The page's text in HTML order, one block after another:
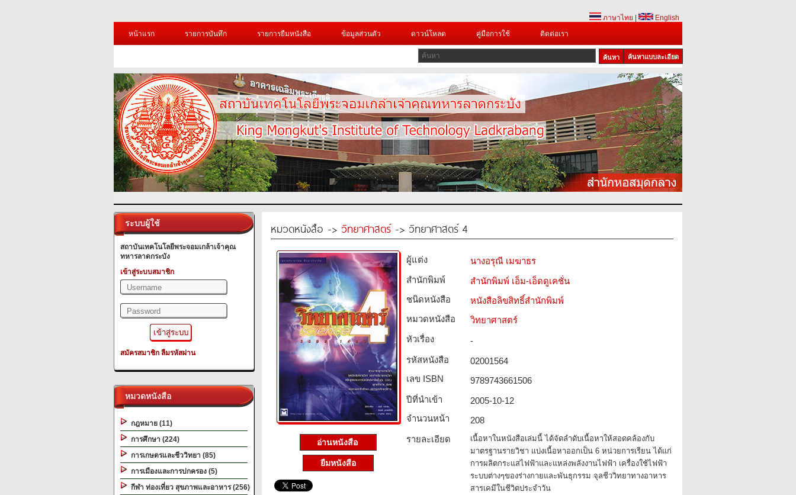
ภาษาไทย
English
หน้าแรก
รายการบันทึก รายการยืมหนังสือ ข้อมูลส่วนตัว ดาวน์โหลด คู่มือการใช้ ติดต่อเรา
ค้นหาแบบละเอียด
ระบบผู้ใช้
สถาบันเทคโนโลยีพระจอมเกล้าเจ้าคุณ
ทหารลาดกระบัง
เข้าสู่ระบบสมาชิก
สมัครสมาชิก ลืมรหัสผ่าน
หมวดหนังสือ
กฎหมาย (11)
การศึกษา (224)
การเกษตรและชีววิทยา (85)
การเมืองและการปกครอง (5)
กีฬา ท่องเที่ยว สุขภาพและอาหาร (256)
หมวดหนังสือ -> วิทยาศาสตร์-> วิทยาศาสตร์ 4
อ่านหนังสือ
ยืมหนังสือ
ผู้แต่ง
นางอรุณี เมฆาธร
สำนักพิมพ์
สำนักพิมพ์ เอ็ม-เอ็ดดูเคชั่น
ชนิดหนังสือ­
หนังสือลิขสิทธิ์สำนักพิมพ์
หมวดหนังสือ­
วิทยาศาสตร์
หัวเรื่อง
-
รหัสหนังสือ­
02001564
เลข ISBN
9789743661506
ปีที่นำเข้า
2005-10-12
จำนวนหน้า
208
รายละเอียด
เนื้อหาในหนังสือเล่มนี้ ได้จัดลำดับเนื้อหาให้สอดคล้องกับ
มาตรฐานรายวิชา แบ่งเนื้อหาออกเป็น 6 หน่วยการเรียน ได้แก่
การผลิตกระแสไฟฟ้าและแหล่งพลังงานไฟฟ้า เครื่องใช้ไฟฟ้า
ระบบต่างๆของร่างกายและพันธุกรรม จุลชีววิทยาทางอาหาร
สารเคมีในชีวิตประจำวัน